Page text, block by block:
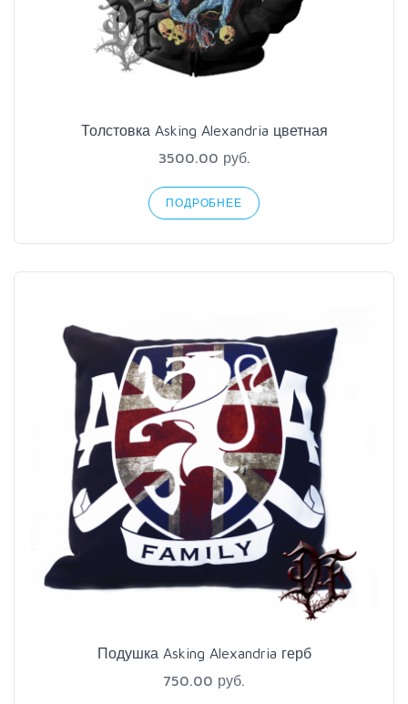
Толстовка Asking Alexandria цветная
3500.00 руб.
ПОДРОБНЕЕ
Подушка Asking Alexandria герб
750.00 руб.